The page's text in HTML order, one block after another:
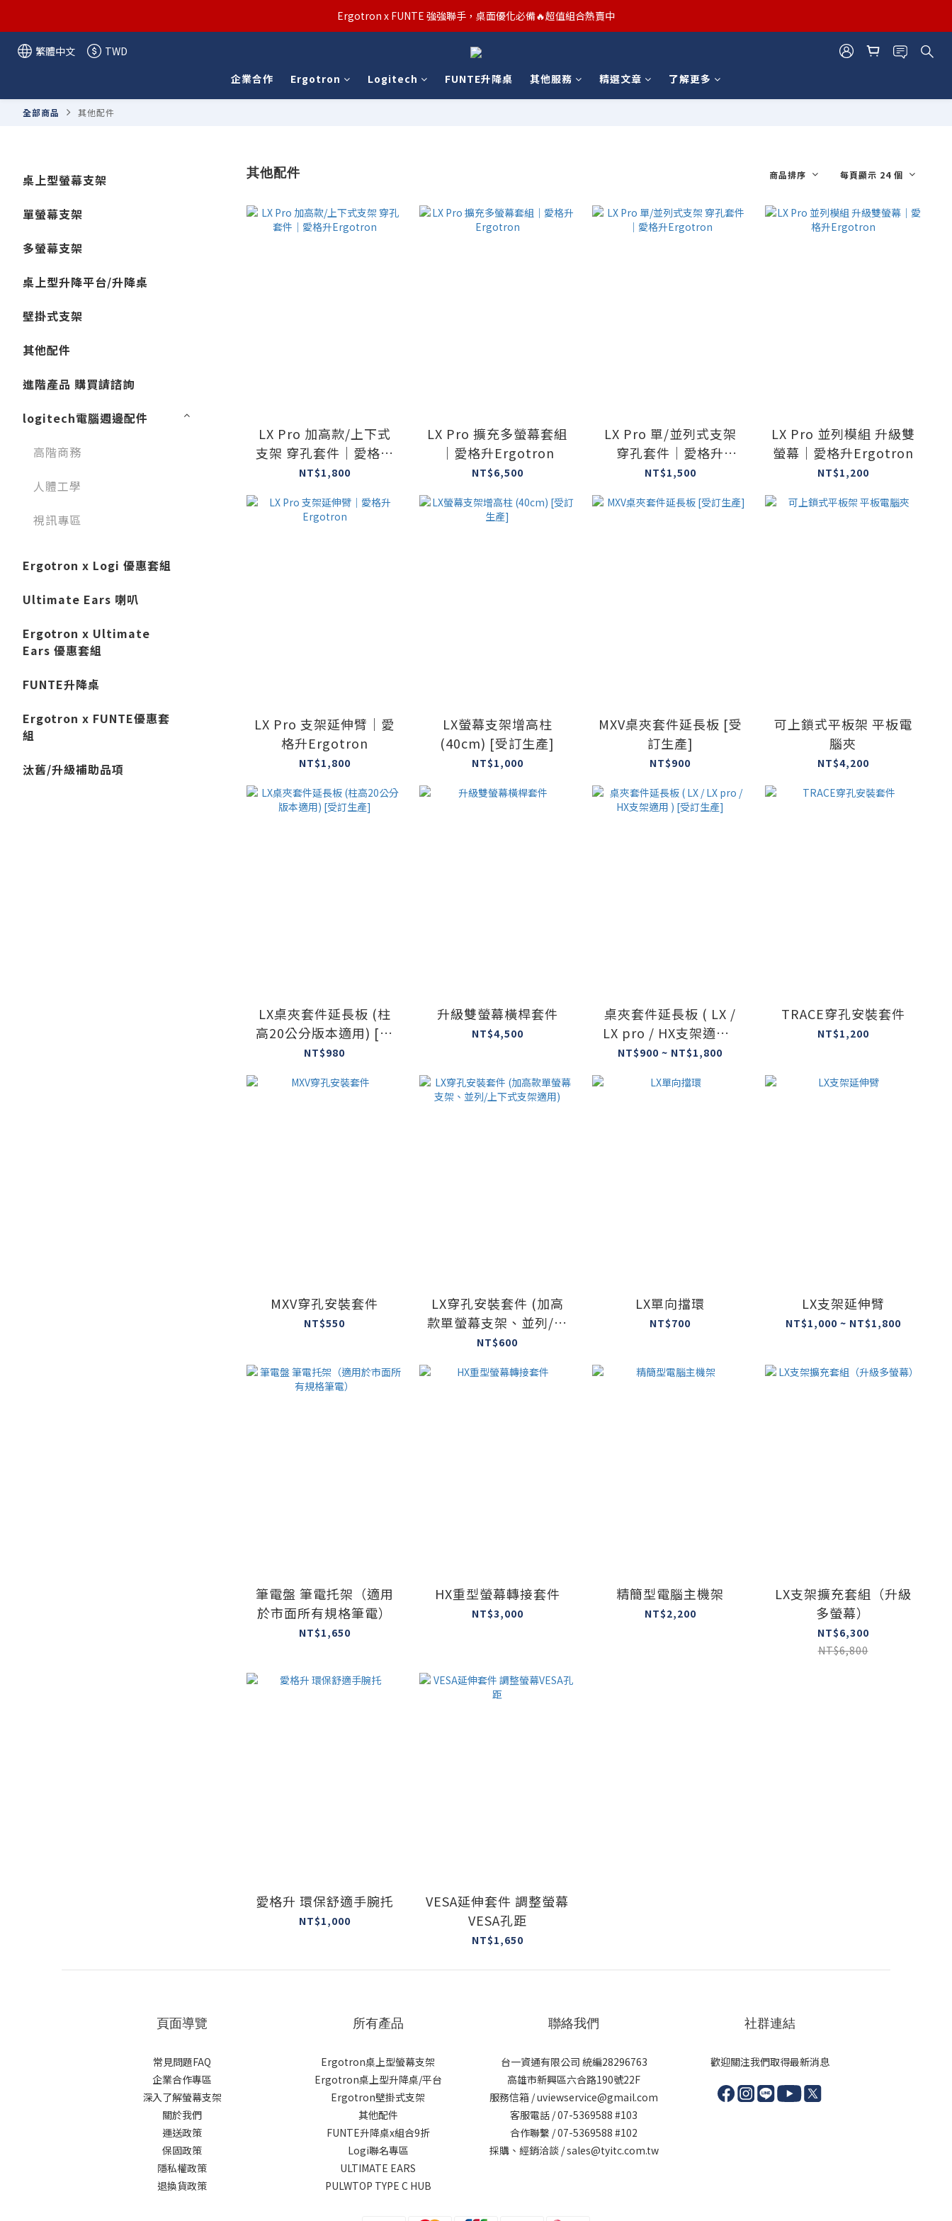
汰舊/升級補助優惠熱烈進行中！符合資格者歡迎申請購物金補助
Ergotron x FUNTE 強強聯手，桌面優化必備🔥超值組合熱賣中
汰舊/升級補助優惠熱烈進行中！符合資格者歡迎申請購物金補助
繁體中文
TWD
企業合作
Ergotron Logitech FUNTE升降桌 其他服務 精選文章 了解更多
全部商品 其他配件
桌上型螢幕支架
單螢幕支架
多螢幕支架
桌上型升降平台/升降桌
壁掛式支架
其他配件
進階產品 購買請諮詢
logitech電腦週邊配件
高階商務
人體工學
視訊專區
Ergotron x Logi 優惠套組
Ultimate Ears 喇叭
Ergotron x Ultimate
Ears 優惠套組
FUNTE升降桌
Ergotron x FUNTE優惠套
組
汰舊/升級補助品項
其他配件 商品排序 每頁顯示 24 個
LX Pro 加高款/上下式
支架 穿孔套件｜愛格升
Ergotron
NT$1,800
LX Pro 擴充多螢幕套組
｜愛格升Ergotron
NT$6,500
LX Pro 單/並列式支架
穿孔套件｜愛格升
Ergotron
NT$1,500
LX Pro 並列模組 升級雙
螢幕｜愛格升Ergotron
NT$1,200
LX Pro 支架延伸臂｜愛
格升Ergotron
NT$1,800
LX螢幕支架增高柱
(40cm) [受訂生產]
NT$1,000
MXV桌夾套件延長板 [受
訂生產]
NT$900
可上鎖式平板架 平板電
腦夾
NT$4,200
LX桌夾套件延長板 (柱
高20公分版本適用) [受
訂生產]
NT$980
升級雙螢幕橫桿套件
NT$4,500
桌夾套件延長板 ( LX /
LX pro / HX支架適用 )
[受訂生產]
NT$900 ~ NT$1,800
TRACE穿孔安裝套件
NT$1,200
MXV穿孔安裝套件
NT$550
LX穿孔安裝套件 (加高
款單螢幕支架、並列/上
下式支架適用)
NT$600
LX單向擋環
NT$700
LX支架延伸臂
NT$1,000 ~ NT$1,800
筆電盤 筆電托架（適用
於市面所有規格筆電）
NT$1,650
HX重型螢幕轉接套件
NT$3,000
精簡型電腦主機架
NT$2,200
LX支架擴充套組（升級
多螢幕）
NT$6,300
NT$6,800
愛格升 環保舒適手腕托
NT$1,000
VESA延伸套件 調整螢幕
VESA孔距
NT$1,650
頁面導覽
常見問題FAQ
企業合作專區
深入了解螢幕支架
關於我們
運送政策
保固政策
隱私權政策
退換貨政策
所有產品
Ergotron桌上型螢幕支架
Ergotron桌上型升降桌/平台
Ergotron壁掛式支架
其他配件
FUNTE升降桌x組合9折
Logi聯名專區
ULTIMATE EARS
PULWTOP TYPE C HUB
聯絡我們
台一資通有限公司 統編28296763
高雄市新興區六合路190號22F
服務信箱 / uviewservice@gmail.com
客服電話 / 07-5369588 #103
合作聯繫 / 07-5369588 #102
採購、經銷洽談 / sales@tyitc.com.tw
社群連結
歡迎關注我們取得最新消息